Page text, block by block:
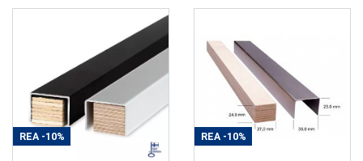
REA -10% REA -10%